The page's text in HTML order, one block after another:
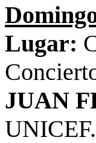
Lugar:
JUAN
UNICEF.